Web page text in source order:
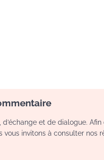
et de dialogue.
invitons à consulter nos